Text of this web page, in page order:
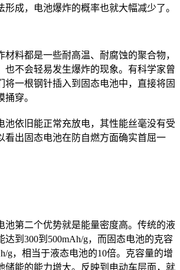
形成，电池爆炸的概率也就大幅减少了。
材料都是一些耐高温、耐腐蚀的聚合物，
也不会轻易发生爆炸的现象。有科学家曾
将一根钢针插入到固态电池中，直接将固
穿。
池依旧能正常充放电，其性能丝毫没有受
看出固态电池在防自燃方面确实首屈一
池第二个优势就是能量密度高。传统的液
到300到500mAh/g，而 固态电池的克容
g，相当于液态电池的10倍。 克容量的增
储能的能力增大。反映到电动车层面，就